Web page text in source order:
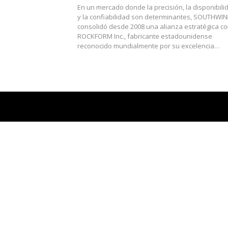
En un mercado donde la precisión, la
y la confiabilidad son determinantes,
consolidó desde 2008 una alianza estratégica
ROCKFORM Inc., fabricante estadounidense
reconocido mundialmente por su excelencia…